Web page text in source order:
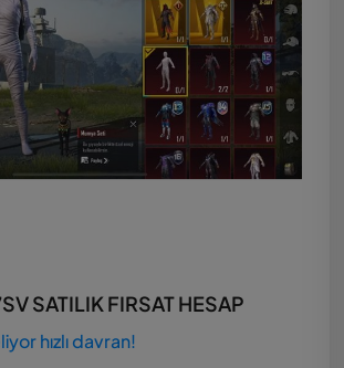
SATILIK FIRSAT HESAP
hızlı davran!